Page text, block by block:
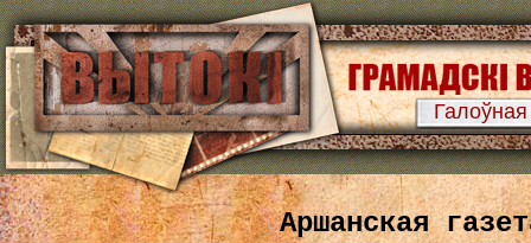
Галоўная
Аршанская